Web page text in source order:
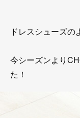
ドレスシューズ
今シーズンより
た！